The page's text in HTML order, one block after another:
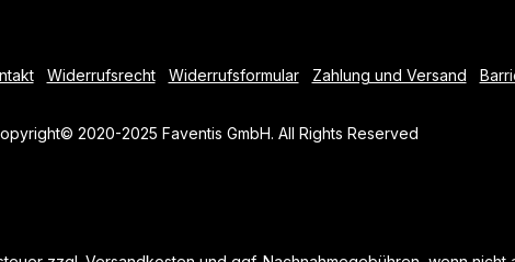
Widerrufsrecht Widerrufsformular Zahlung und Versand
2020-2025 Faventis GmbH. All Rights Reserved